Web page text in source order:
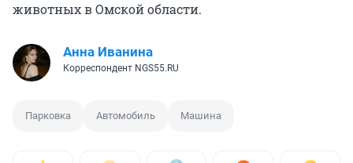
животных в Омской области.
Анна Иванина
Корреспондент NGS55.RU
Парковка Автомобиль Машина